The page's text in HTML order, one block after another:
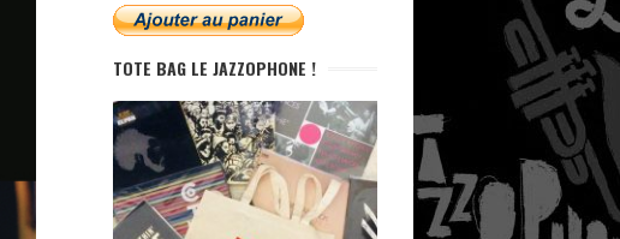
TOTE BAG LE JAZZOPHONE !